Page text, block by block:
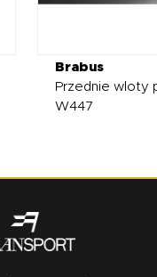
Brabus
Przednie wloty
W447